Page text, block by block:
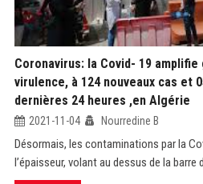
Coronavirus: la Covid- 19
virulence, à 124 nouveaux cas et
dernières 24 heures ,en Algérie
2021-11-04 Nourredine B
Désormais, les contaminations par la
l’épaisseur, volant au dessus de la barre